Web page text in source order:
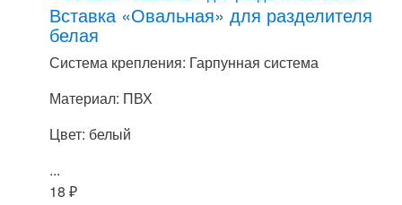
Вставка «Овальная» для разделителя
белая
Система крепления: Гарпунная система
Материал: ПВХ
Цвет: белый
...
18 ₽